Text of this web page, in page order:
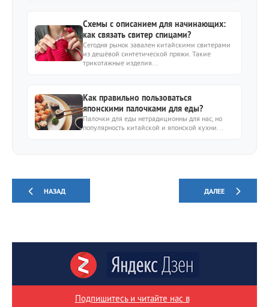
Схемы с описанием для начинающих:
как связать свитер спицами?
Сегодня рынок завален китайскими свитерами
из дешёвой синтетической пряжи. Такие
трикотажные изделия...
Как правильно пользоваться
японскими палочками для еды?
Палочки для еды нетрадиционны для нас, но
популярность китайской и японской кухни...
НАЗАД ДАЛЕЕ
Подпишитесь и читайте нас в